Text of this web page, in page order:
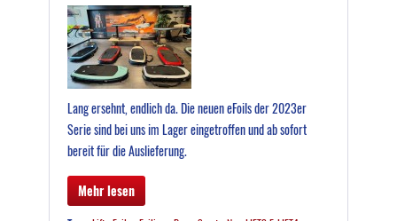
Lang ersehnt, endlich da. Die neuen eFoils der 2023er
Serie sind bei uns im Lager eingetroffen und ab sofort
bereit für die Auslieferung.
Mehr lesen